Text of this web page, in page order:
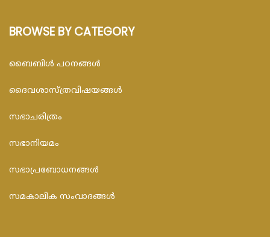
BROWSE BY CATEGORY
ബൈബിള്‍ പഠനങ്ങള്‍
ദൈവശാസ്ത്രവിഷയങ്ങള്‍
സഭാചരിത്രം
സഭാനിയമം
സഭാപ്രബോധനങ്ങള്‍
സമകാലിക സംവാദങ്ങൾ